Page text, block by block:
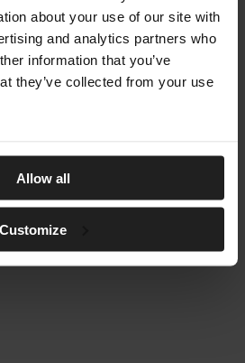
about your use of our site with
and analytics partners who
information that you’ve
they’ve collected from your use
Allow all
Customize